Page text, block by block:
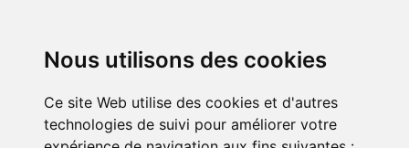
Nous utilisons des cookies
Ce site Web utilise des cookies et d'autres
technologies de suivi pour améliorer votre